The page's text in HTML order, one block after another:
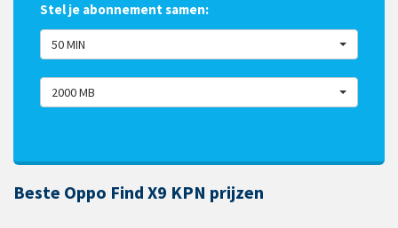
Stel je abonnement samen:
50 MIN
2000 MB
Beste Oppo Find X9 KPN prijzen